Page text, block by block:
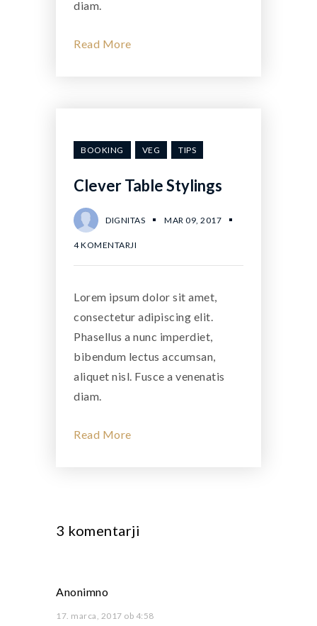
diam.
Read More
BOOKING VEG TIPS
Clever Table Stylings
DIGNITAS MAR 09, 2017
4 KOMENTARJI
Lorem ipsum dolor sit amet,
consectetur adipiscing elit.
Phasellus a nunc imperdiet,
bibendum lectus accumsan,
aliquet nisl. Fusce a venenatis
diam.
Read More
3 komentarji
Anonimno
17. marca, 2017 ob 4:58